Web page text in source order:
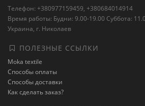
Телефон: +380977159459, +380684014914
Время работы: Будни: 9.00-19.00 Суббота:
Украина, г. Николаев
ПОЛЕЗНЫЕ ССЫЛКИ
Moka textile
Способы оплаты
Способы доставки
Как сделать заказ?